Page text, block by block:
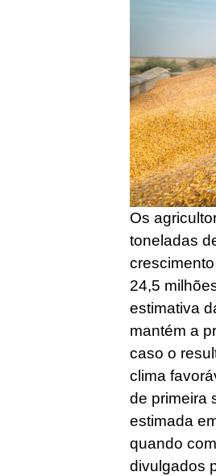
Os
toneladas
24,5
estimativa
mantém a
caso o
clima
de primeira
estimada
quando
divulgados